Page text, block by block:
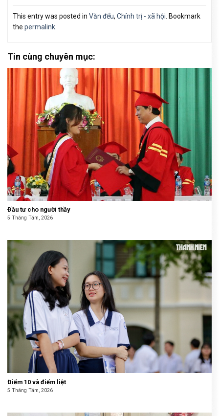
This entry was posted in Văn đểu, Chính trị - xã hội . Bookmark
the permalink
Tin cùng chuyên mục:
Đầu tư cho người thầy
5 Tháng Tám, 2026
Điểm 10 và điểm liệt
5 Tháng Tám, 2026